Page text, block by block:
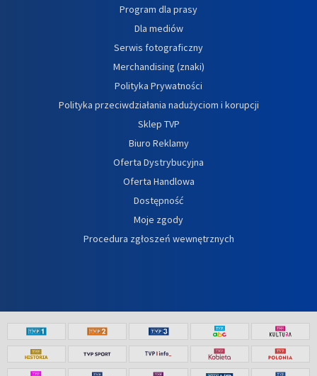
Program dla prasy
Dla mediów
Serwis fotograficzny
Merchandising (znaki)
Polityka Prywatności
Polityka przeciwdziałania nadużyciom i korupcji
Sklep TVP
Biuro Reklamy
Oferta Dystrybucyjna
Oferta Handlowa
Dostępność
Moje zgody
Procedura zgłoszeń wewnętrznych